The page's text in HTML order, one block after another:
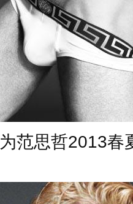
为范思哲2013春